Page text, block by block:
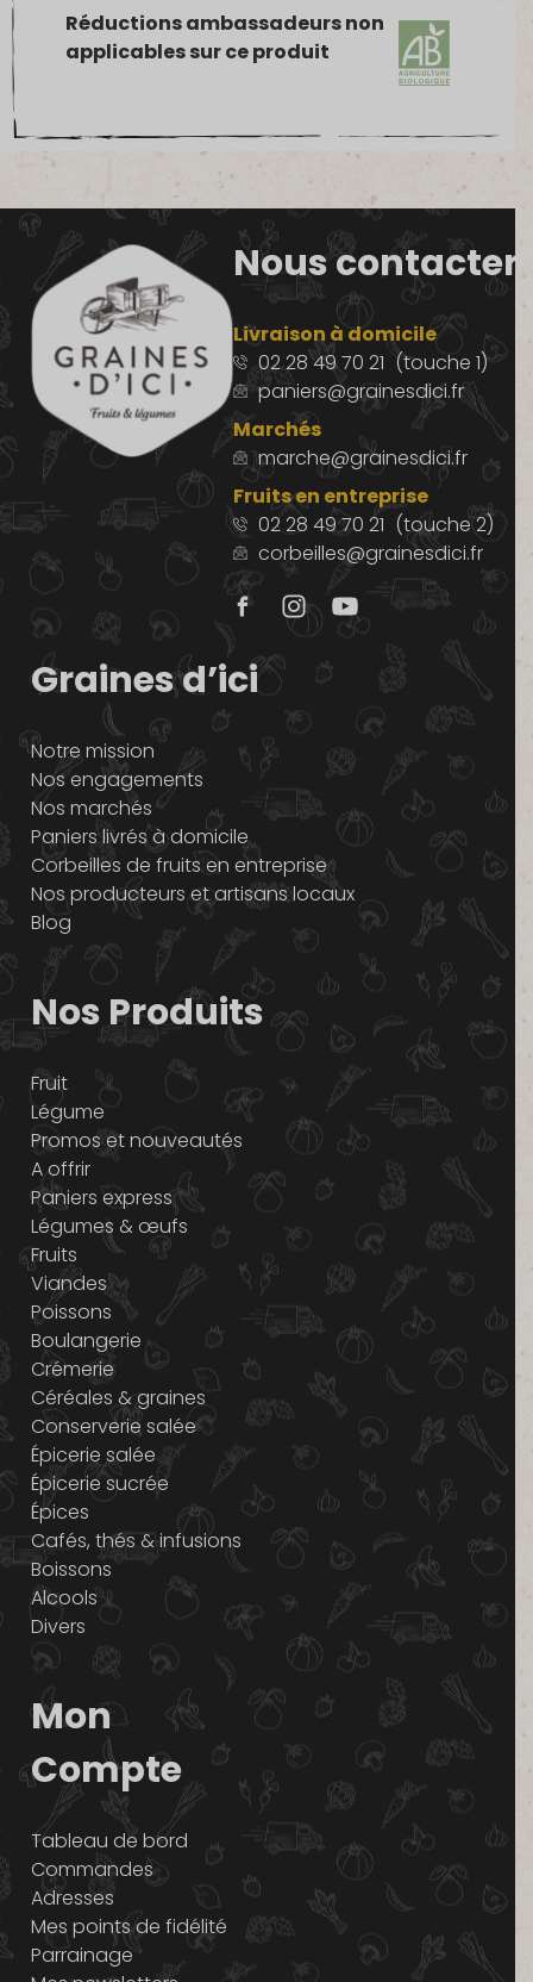
Réductions ambassadeurs non
applicables sur ce produit
Nous contacter
Livraison à domicile
02 28 49 70 21 (touche 1)
paniers@grainesdici.fr
Marchés
marche@grainesdici.fr
Fruits en entreprise
02 28 49 70 21 (touche 2)
corbeilles@grainesdici.fr
Graines d’ici
Notre mission
Nos engagements
Nos marchés
Paniers livrés à domicile
Corbeilles de fruits en entreprise
Nos producteurs et artisans locaux
Blog
Nos Produits
Fruit
Légume
Promos et nouveautés
A offrir
Paniers express
Légumes & œufs
Fruits
Viandes
Poissons
Boulangerie
Crémerie
Céréales & graines
Conserverie salée
Épicerie salée
Épicerie sucrée
Épices
Cafés, thés & infusions
Boissons
Alcools
Divers
Mon
Compte
Tableau de bord
Commandes
Adresses
Mes points de fidélité
Parrainage